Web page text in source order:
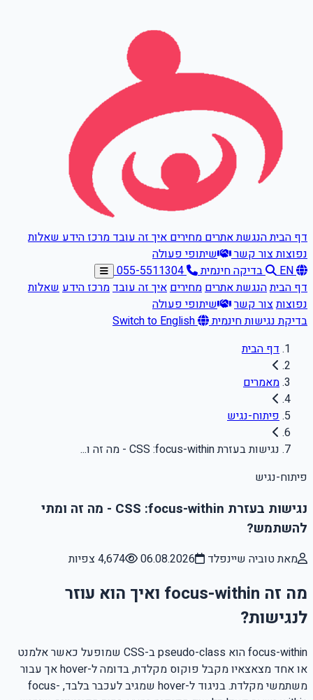
דף הביתהנגשת אתריםמחיריםאיך זה עובדמרכז הידעשאלות
נפוצותצור קשר
שיתופי פעולה
EN
בדיקה חינמית
055-5511304
דף הביתהנגשת אתריםמחיריםאיך זה עובדמרכז הידעשאלות
נפוצותצור קשר
שיתופי פעולה
בדיקת נגישות חינמית
Switch to English
דף הבית
מאמרים
פיתוח-נגיש
נגישות בעזרת CSS :focus-within - מה זה ו...
פיתוח-נגיש
נגישות בעזרת CSS :focus-within - מה זה ומתי
להשתמש?
מאת טוביה שיינפלד 06.08.2026 4,674 צפיות
מה זה focus-within ואיך הוא עוזר
לנגישות?
focus-within הוא pseudo-class ב-CSS שמופעל כאשר אלמנט
או אחד מצאצאיו מקבל פוקוס מקלדת, בדומה ל-hover אך עבור
משתמשי מקלדת. בניגוד ל-hover שמגיב לעכבר בלבד, focus-